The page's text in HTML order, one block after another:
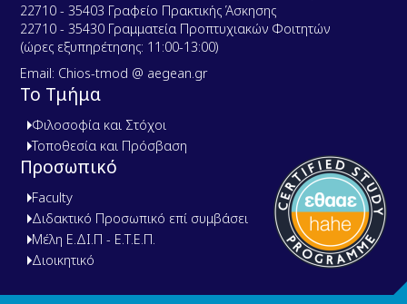
22710 - 35403 Γραφείο Πρακτικής Άσκησης
22710 - 35430 Γραμματεία Προπτυχιακών Φοιτητών
(ώρες εξυπηρέτησης: 11:00-13:00)
Email: Chios-tmod @ aegean.gr
Το Τμήμα
Φιλοσοφία και Στόχοι
Τοποθεσία και Πρόσβαση
Προσωπικό
Faculty
Διδακτικό Προσωπικό επί συμβάσει
Μέλη Ε.ΔΙ.Π - Ε.Τ.Ε.Π.
Διοικητικό